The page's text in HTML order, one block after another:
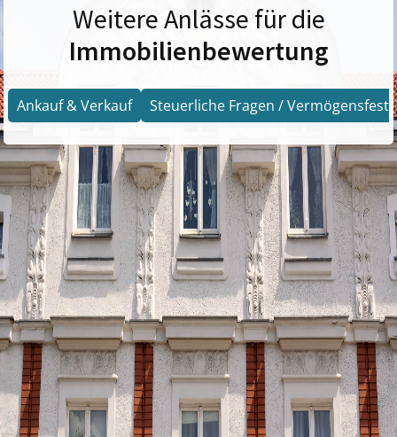
Weitere Anlässe für die
Immobilienbewertung
Ankauf & Verkauf Steuerliche Fragen /